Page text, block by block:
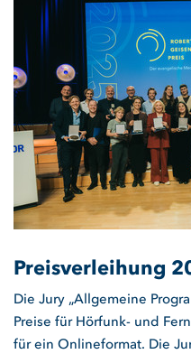
Preisverleihung
Die Jury „Allgemeine
Preise für Hörfunk- und
für ein Onlineformat. Die